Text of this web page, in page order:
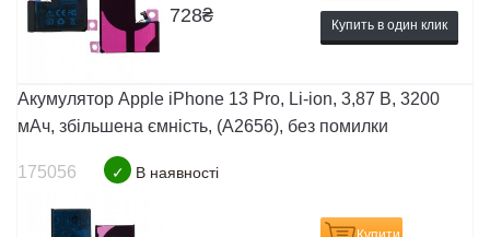
728₴ Купить в один клик
Акумулятор Apple iPhone 13 Pro, Li-ion, 3,87 B, 3200
мАч, збільшена ємність, (A2656), без помилки
175056 ✓ В наявності